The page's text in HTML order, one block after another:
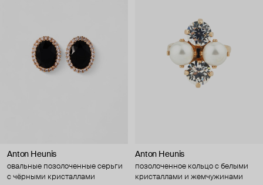
Anton Heunis
овальные позолоченные серьги
с чёрными кристаллами
Anton Heunis
позолоченное кольцо с белыми
кристаллами и жемчужинами